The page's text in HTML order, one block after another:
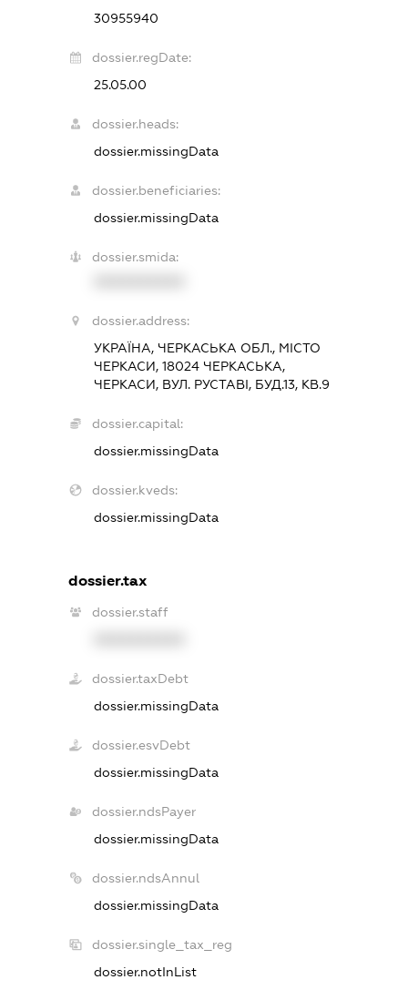
30955940
dossier.regDate:
25.05.00
dossier.heads:
dossier.missingData
dossier.beneficiaries:
dossier.missingData
dossier.smida:
dossier.address:
УКРАЇНА, ЧЕРКАСЬКА ОБЛ., МІСТО
ЧЕРКАСИ, 18024 ЧЕРКАСЬКА,
ЧЕРКАСИ, ВУЛ. РУСТАВІ, БУД.13, КВ.9
dossier.capital:
dossier.missingData
dossier.kveds:
dossier.missingData
dossier.tax
dossier.staff
dossier.taxDebt
dossier.missingData
dossier.esvDebt
dossier.missingData
dossier.ndsPayer
dossier.missingData
dossier.ndsAnnul
dossier.missingData
dossier.single_tax_reg
dossier.notInList